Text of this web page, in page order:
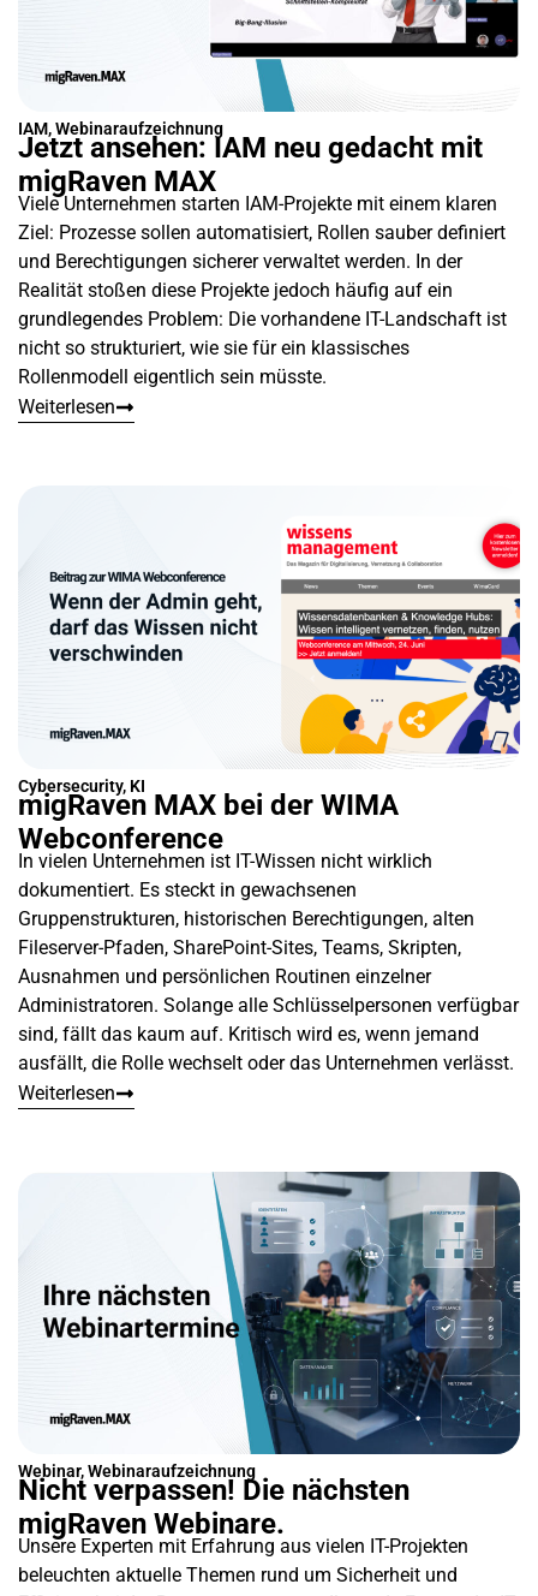
IAM,Webinaraufzeichnung
Jetzt ansehen: IAM neu gedacht mit
migRaven MAX
Viele Unternehmen starten IAM-Projekte mit einem klaren
Ziel: Prozesse sollen automatisiert, Rollen sauber definiert
und Berechtigungen sicherer verwaltet werden. In der
Realität stoßen diese Projekte jedoch häufig auf ein
grundlegendes Problem: Die vorhandene IT-Landschaft ist
nicht so strukturiert, wie sie für ein klassisches
Rollenmodell eigentlich sein müsste.
Weiterlesen
Cybersecurity, KI
migRaven MAX bei der WIMA
Webconference
In vielen Unternehmen ist IT-Wissen nicht wirklich
dokumentiert. Es steckt in gewachsenen
Gruppenstrukturen, historischen Berechtigungen, alten
Fileserver-Pfaden, SharePoint-Sites, Teams, Skripten,
Ausnahmen und persönlichen Routinen einzelner
Administratoren. Solange alle Schlüsselpersonen verfügbar
sind, fällt das kaum auf. Kritisch wird es, wenn jemand
ausfällt, die Rolle wechselt oder das Unternehmen verlässt.
Weiterlesen
Webinar,Webinaraufzeichnung
Nicht verpassen! Die nächsten
migRaven Webinare.
Unsere Experten mit Erfahrung aus vielen IT-Projekten
beleuchten aktuelle Themen rund um Sicherheit und